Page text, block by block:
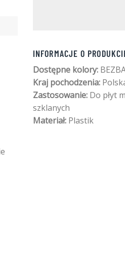
INFORMACJE O
Dostępne kolory:
Kraj pochodzenia:
Zastosowanie: Do płyt
szklanych
Materiał: Plastik